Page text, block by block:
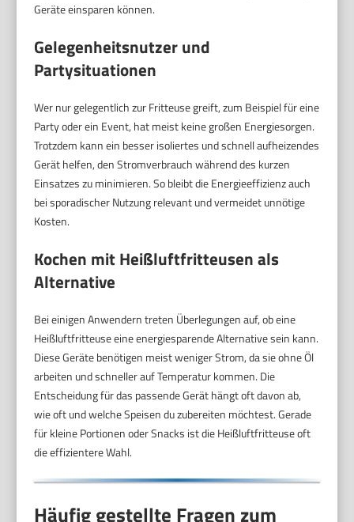
Geräte einsparen können.
Gelegenheitsnutzer und
Partysituationen
Wer nur gelegentlich zur Fritteuse greift, zum Beispiel für eine
Party oder ein Event, hat meist keine großen Energiesorgen.
Trotzdem kann ein besser isoliertes und schnell aufheizendes
Gerät helfen, den Stromverbrauch während des kurzen
Einsatzes zu minimieren. So bleibt die Energieeffizienz auch
bei sporadischer Nutzung relevant und vermeidet unnötige
Kosten.
Kochen mit Heißluftfritteusen als
Alternative
Bei einigen Anwendern treten Überlegungen auf, ob eine
Heißluftfritteuse eine energiesparende Alternative sein kann.
Diese Geräte benötigen meist weniger Strom, da sie ohne Öl
arbeiten und schneller auf Temperatur kommen. Die
Entscheidung für das passende Gerät hängt oft davon ab,
wie oft und welche Speisen du zubereiten möchtest. Gerade
für kleine Portionen oder Snacks ist die Heißluftfritteuse oft
die effizientere Wahl.
Häufig gestellte Fragen zum